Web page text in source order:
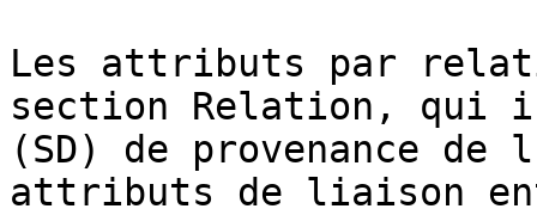
Les attributs par
section Relation, qui
(SD) de provenance
attributs de liaison